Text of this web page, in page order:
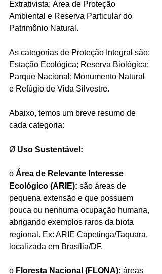
Extrativista; Área de Proteção
Ambiental e Reserva Particular do
Patrimônio Natural.
As categorias de Proteção Integral são:
Estação Ecológica; Reserva Biológica;
Parque Nacional; Monumento Natural
e Refúgio de Vida Silvestre.
Abaixo, temos um breve resumo de
cada categoria:
Ø Uso Sustentável:
o Área de Relevante Interesse
Ecológico (ARIE): são áreas de
pequena extensão e que possuem
pouca ou nenhuma ocupação humana,
abrigando exemplos raros da biota
regional. Ex: ARIE Capetinga/Taquara,
localizada em Brasília/DF.
o Floresta Nacional (FLONA): áreas